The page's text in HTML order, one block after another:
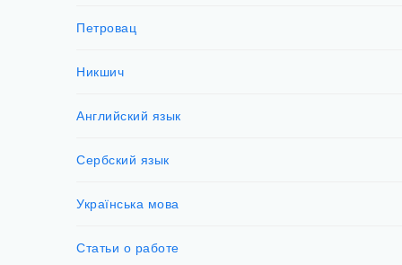
Петровац
Никшич
Английский язык
Сербский язык
Українська мова
Статьи о работе